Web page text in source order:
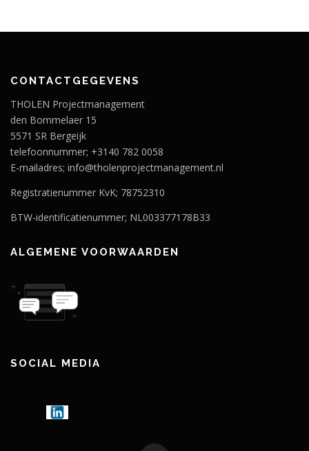
CONTACTGEGEVENS
THOLEN Projectmanagement
den Bommelaer 15
5571 SR Bergeijk
telefoonnummer; +3140 782 0058
E-mailadres; info@tholenprojectmanagement.nl
Registratienummer KvK; 78752310
BTW-identificatienummer; NL003377178B33
ALGEMENE VOORWAARDEN
SOCIAL MEDIA